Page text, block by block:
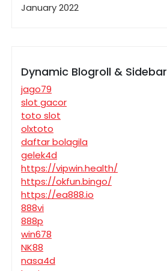
January 2022
Dynamic Blogroll & Sidebar
jago79
slot gacor
toto slot
olxtoto
daftar bolagila
gelek4d
https://vipwin.health/
https://okfun.bingo/
https://ea888.io
888vi
888p
win678
NK88
nasa4d